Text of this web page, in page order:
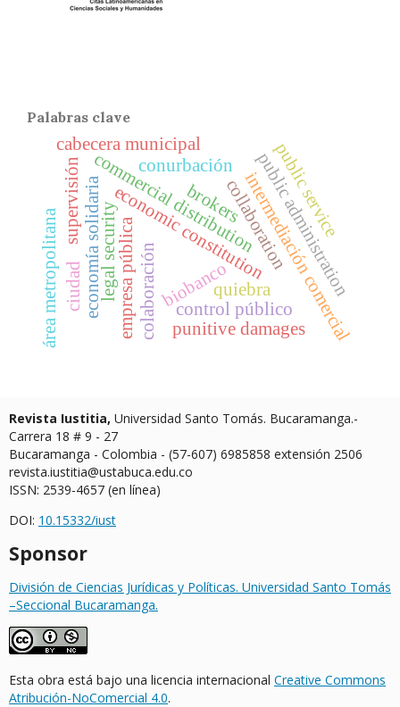
Palabras clave
biobanco
economic constitution
collaboration
commercial distribution
colaboración intermediación comercial
public administration
control público
empresa pública punitive damages
economía solidarialegal security
public service
ciudad
conurbación
cabecera municipal
área metropolitana
supervisión
quiebra
brokers
Revista Iustitia, Universidad Santo Tomás. Bucaramanga.-
Carrera 18 # 9 - 27
Bucaramanga - Colombia - (57-607) 6985858 extensión 2506
revista.iustitia@ustabuca.edu.co
ISSN: 2539-4657 (en línea)
DOI: 10.15332/iust
Sponsor
División de Ciencias Jurídicas y Políticas. Universidad Santo Tomás
–Seccional Bucaramanga.
Esta obra está bajo una licencia internacional Creative Commons
Atribución-NoComercial 4.0.